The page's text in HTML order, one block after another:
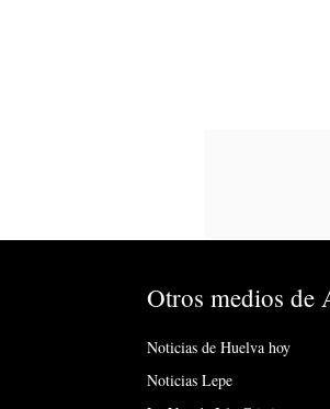
Otros medios de
Noticias de Huelva hoy
Noticias Lepe